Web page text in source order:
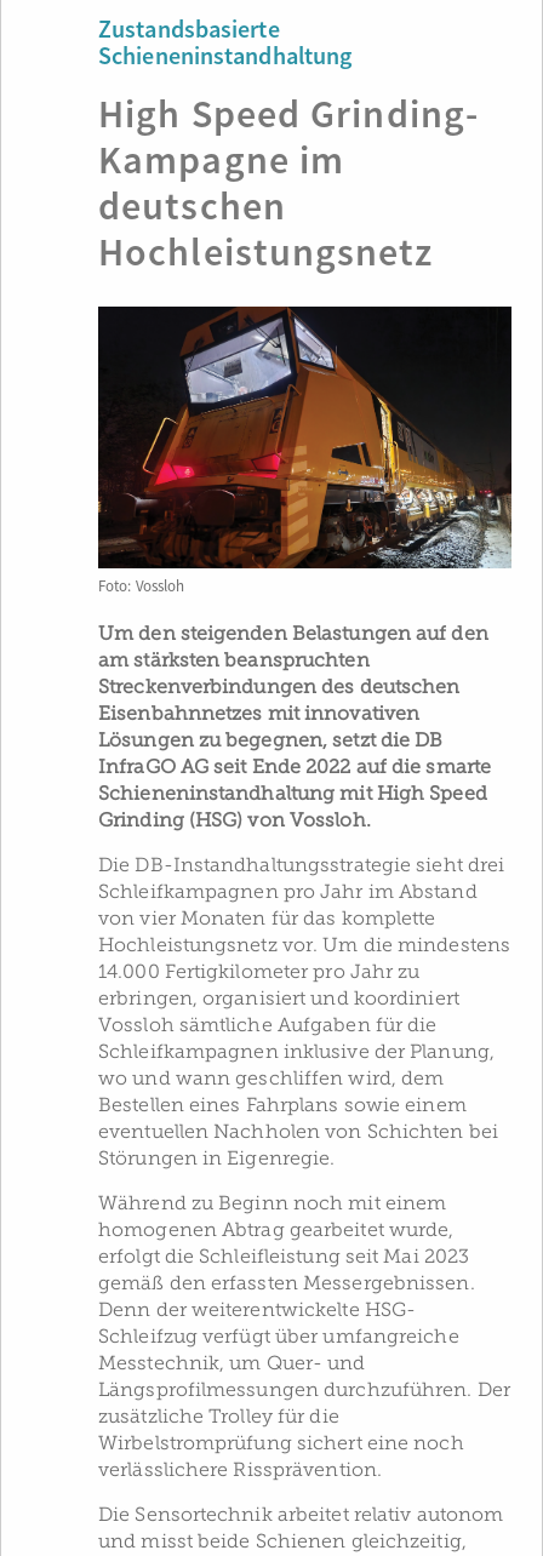
Zustandsbasierte
Schieneninstandhaltung
High Speed Grinding-
Kampagne im
deutschen
Hochleistungsnetz
Foto: Vossloh
Um den steigenden Belastungen auf den
am stärksten beanspruchten
Streckenverbindungen des deutschen
Eisenbahnnetzes mit innovativen
Lösungen zu begegnen, setzt die DB
InfraGO AG seit Ende 2022 auf die smarte
Schieneninstandhaltung mit High Speed
Grinding (HSG) von Vossloh.
Die DB-Instandhaltungsstrategie sieht drei
Schleifkampagnen pro Jahr im Abstand
von vier Monaten für das komplette
Hochleistungsnetz vor. Um die mindestens
14.000 Fertigkilometer pro Jahr zu
erbringen, organisiert und koordiniert
Vossloh sämtliche Aufgaben für die
Schleifkampagnen inklusive der Planung,
wo und wann geschliffen wird, dem
Bestellen eines Fahrplans sowie einem
eventuellen Nachholen von Schichten bei
Störungen in Eigenregie.
Während zu Beginn noch mit einem
homogenen Abtrag gearbeitet wurde,
erfolgt die Schleifleistung seit Mai 2023
gemäß den erfassten Messergebnissen.
Denn der weiterentwickelte HSG-
Schleifzug verfügt über umfangreiche
Messtechnik, um Quer- und
Längsprofilmessungen durchzuführen. Der
zusätzliche Trolley für die
Wirbelstromprüfung sichert eine noch
verlässlichere Rissprävention.
Die Sensortechnik arbeitet relativ autonom
und misst beide Schienen gleichzeitig,